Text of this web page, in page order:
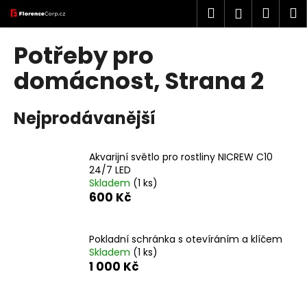
Přejít
na
obsah
Hledat
Potřeby pro
domácnost, Strana 2
Nejprodávanější
Akvarijní světlo pro rostliny NICREW C10
24/7 LED
Skladem (1 ks)
600 Kč
Pokladní schránka s otevíráním a klíčem
Skladem (1 ks)
1 000 Kč
o
C
o
p
o